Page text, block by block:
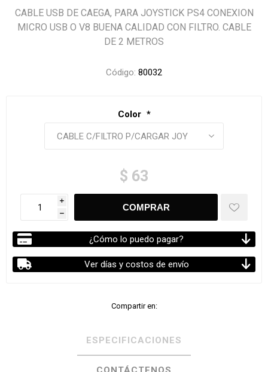
CABLE USB DE CAEGA, PARA JOYSTICK PS4 CONEXION
MICRO USB O V8 BUENA CALIDAD CON FILTRO. CABLE
DE 2 METROS
Código: 80032
Color *
$ 63
i
h
¿Cómo lo puedo pagar?
Ver días y costos de envío
Compartir en:
ESPECIFICACIONES